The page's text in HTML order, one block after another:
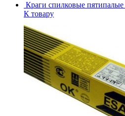
Краги спилковые
К товару